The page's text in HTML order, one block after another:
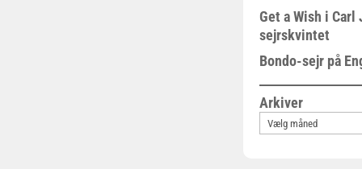
Get a Wish i Carl
sejrskvintet
Bondo-sejr på
Arkiver